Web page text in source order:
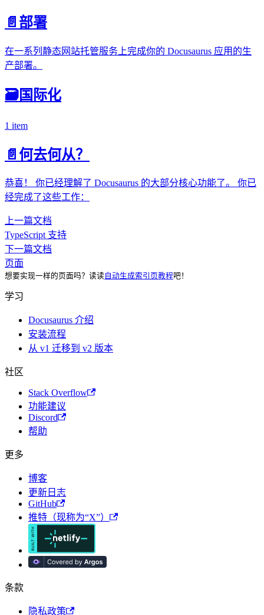
📄️ 部署
在一系列静态网站托管服务上完成你的 Docusaurus 应用的生
产部署。
🗃️国际化
1 item
📄️ 何去何从？
恭喜！ 你已经理解了 Docusaurus 的大部分核心功能了。 你已
经完成了这些工作：
上一篇文档
TypeScript 支持
下一篇文档
页面
想要实现一样的页面吗？读读 自动生成索引页教程吧！
学习
Docusaurus 介绍
安装流程
从 v1 迁移到 v2 版本
社区
Stack Overflow
功能建议
Discord
帮助
更多
博客
更新日志
GitHub
推特（现称为“X”）
条款
隐私政策